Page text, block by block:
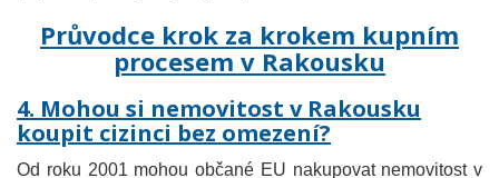
Průvodce krok za krokem kupním
procesem v Rakousku
4. Mohou si nemovitost v Rakousku
koupit cizinci bez omezení?
Od roku 2001 mohou občané EU nakupovat nemovitost v